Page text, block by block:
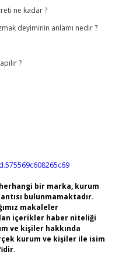
ne kadar ?
deyiminin anlamı nedir ?
?
bir marka, kurum
bulunmamaktadır.
makaleler
içerikler haber niteliği
ve kişiler hakkında
kurum ve kişiler ile isim